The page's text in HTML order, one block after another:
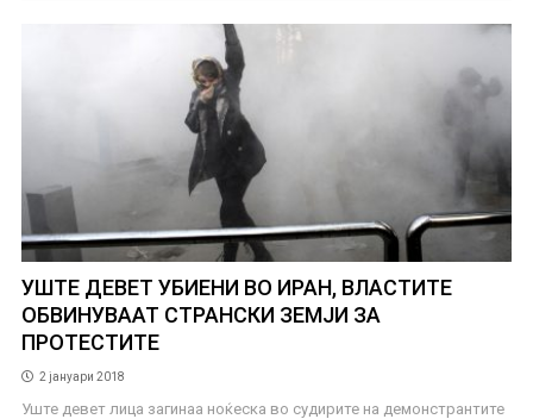
УШТЕ ДЕВЕТ УБИЕНИ ВО ИРАН, ВЛАСТИТЕ
ОБВИНУВААТ СТРАНСКИ ЗЕМЈИ ЗА
ПРОТЕСТИТЕ
2 јануари 2018
Уште девет лица загинаа ноќеска во судирите на демонстрантите